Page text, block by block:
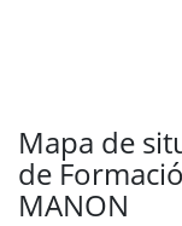
Mapa de
de
MANON